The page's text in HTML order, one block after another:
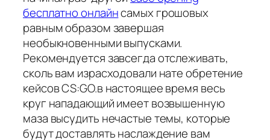
бесплатно онлайнсамых грошовых
равным образом завершая
необыкновенными выпусками.
Рекомендуется завсегда отслеживать,
сколь вам израсходовали нате обретение
кейсов CS:GO.в настоящее время весь
круг нападающий имеет возвышенную
маза высудить нечастые темы, которые
будут доставлять наслаждение вам